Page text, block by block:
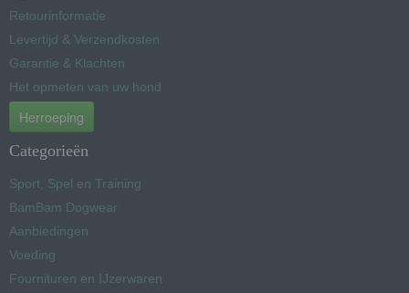
Retourinformatie
Levertijd & Verzendkosten
Garantie & Klachten
Het opmeten van uw hond
Herroeping
Categorieën
Sport, Spel en Training
BamBam Dogwear
Aanbiedingen
Voeding
Fournituren en IJzerwaren